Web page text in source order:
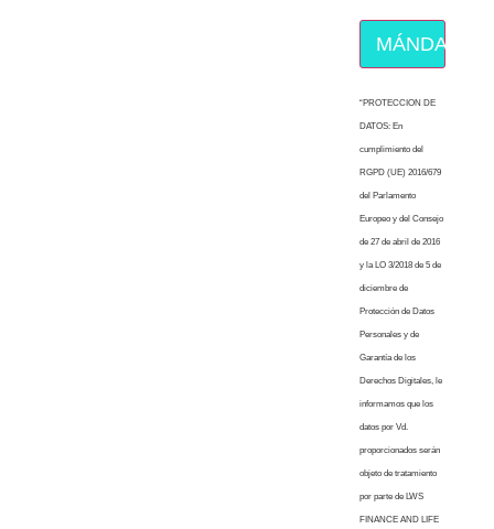
MÁNDAME
“PROTECCION DE
DATOS: En
cumplimiento del
RGPD (UE) 2016/679
del Parlamento
Europeo y del Consejo
de 27 de abril de 2016
y la LO 3/2018 de 5 de
diciembre de
Protección de Datos
Personales y de
Garantía de los
Derechos Digitales, le
informamos que los
datos por Vd.
proporcionados serán
objeto de tratamiento
por parte de LWS
FINANCE AND LIFE